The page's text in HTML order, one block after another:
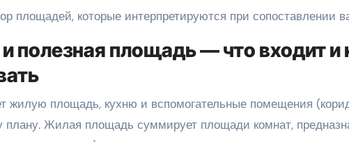
площадей, которые интерпретируются при сопоставлении
полезная площадь — что входит и
жилую площадь, кухню и вспомогательные помещения
плану. Жилая площадь суммирует площади комнат,